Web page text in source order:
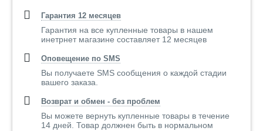
Так работает механизм самоочищения панелей.
Разрушительное свойство светокатализаторов – очищение
Например,загрязнительными веществами являются азотная
кислота NOx, содержащаяся в выхлопных газах
автомобилей. и серная кислота SOx, содержащся в дыме
промышленных предприятий. Разрушительный эффект
Гарантия 12 месяцев
Гарантия на все купленные товары в нашем
инетрнет магазине составляет 12 месяцев
Оповещение по SMS
Вы получаете SMS сообщения о каждой стадии
вашего заказа.
Возврат и обмен - без проблем
Вы можете вернуть купленные товары в течение
14 дней. Товар должнен быть в нормальном